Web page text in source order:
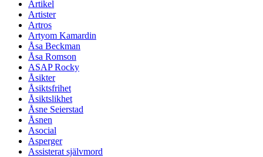
Artikel
Artister
Artros
Artyom Kamardin
Åsa Beckman
Åsa Romson
ASAP Rocky
Åsikter
Åsiktsfrihet
Åsiktslikhet
Åsne Seierstad
Åsnen
Asocial
Asperger
Assisterat självmord